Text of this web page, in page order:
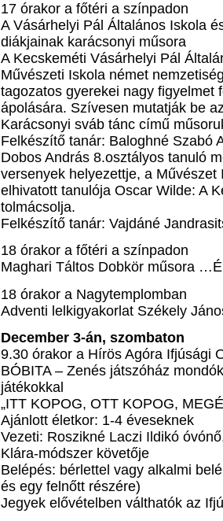
17 órakor a főtéri a színpadon
A Vásárhelyi Pál Általános Iskola
diákjainak karácsonyi műsora
A Kecskeméti Vásárhelyi Pál
Művészeti Iskola német
tagozatos gyerekei nagy figyelmet
ápolására. Szívesen mutatják be
Karácsonyi sváb tánc című
Felkészítő tanár: Baloghné Szabó
Dobos András 8.osztályos tanuló
versenyek helyezettje, a
elhivatott tanulója Oscar Wilde: A
tolmácsolja.
Felkészítő tanár: Vajdáné
18 órakor a főtéri a színpadon
Maghari Táltos Dobkör műsora
18 órakor a Nagytemplomban
Adventi lelkigyakorlat Székely
December 3-án, szombaton
9.30 órakor a Hírös Agóra Ifjúsági
BÓBITA – Zenés játszóház
játékokkal
„ITT KOPOG, OTT KOPOG,
Ajánlott életkor: 1-4 éveseknek
Vezeti: Roszikné Laczi Ildikó
Klára-módszer követője
Belépés: bérlettel vagy alkalmi
és egy felnőtt részére)
Jegyek elővételben válthatók az